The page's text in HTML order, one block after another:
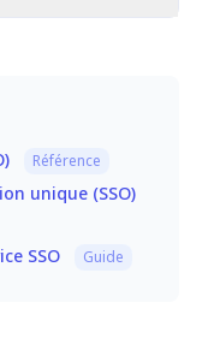
dans
dans Adobe
Référence
unique (SSO)
SSO Guide